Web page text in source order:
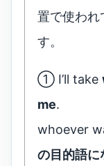
置で使われ
す。
① I’ll take
me.
whoever
の目的語に